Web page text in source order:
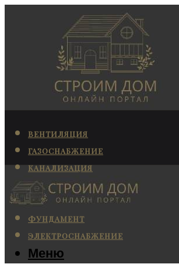
ВЕНТИЛЯЦИЯ
ГАЗОСНАБЖЕНИЕ
КАНАЛИЗАЦИЯ
КОНДИЦИОНИРОВАНИЕ
ОТОПЛЕНИЕ
ФУНДАМЕНТ
ЭЛЕКТРОСНАБЖЕНИЕ
Меню